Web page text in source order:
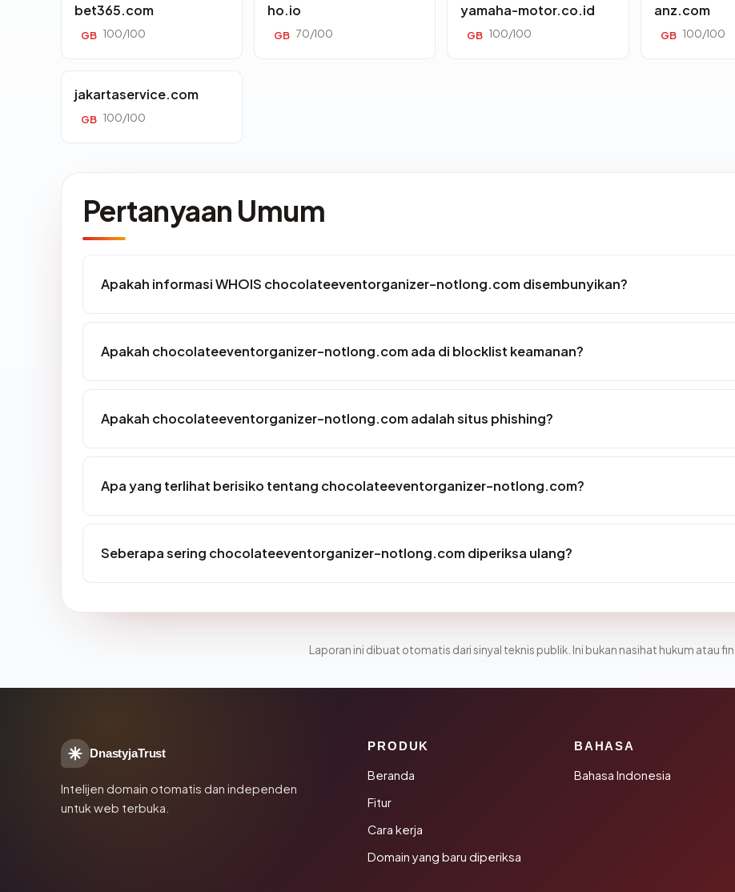
bet365.com
GB 100/100
ho.io
GB 70/100
yamaha-motor.co.id
GB 100/100
anz.com
GB 100/100
jakartaservice.com
GB 100/100
Pertanyaan Umum
Apakah informasi WHOIS chocolateeventorganizer-notlong.com disembunyikan?
Apakah chocolateeventorganizer-notlong.com ada di blocklist keamanan?
Apakah chocolateeventorganizer-notlong.com adalah situs phishing?
Apa yang terlihat berisiko tentang chocolateeventorganizer-notlong.com?
Seberapa sering chocolateeventorganizer-notlong.com diperiksa ulang?
Laporan ini dibuat otomatis dari sinyal teknis publik. Ini bukan nasihat hukum atau
DnastyjaTrust
Intelijen domain otomatis dan independen
untuk web terbuka.
PRODUK
Beranda
Fitur
Cara kerja
Domain yang baru diperiksa
BAHASA
Bahasa Indonesia